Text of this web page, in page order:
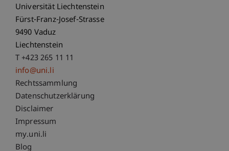
Universität Liechtenstein
Fürst-Franz-Josef-Strasse
9490 Vaduz
Liechtenstein
T +423 265 11 11
info@uni.li
Fußzeile Rechtliche Hinweise
Rechtssammlung
Datenschutzerklärung
Disclaimer
Impressum
Fußzeile Subdomain-Verzeichnis
my.uni.li
Blog